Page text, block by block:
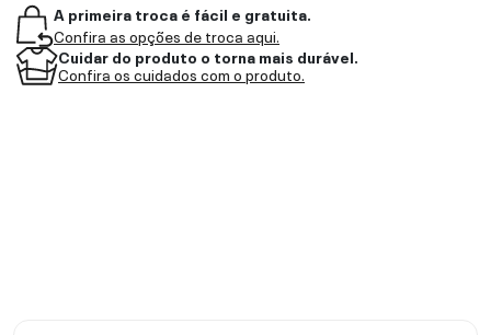
A primeira troca é fácil e gratuita.
Confira as opções de troca aqui.
Cuidar do produto o torna mais durável.
Confira os cuidados com o produto.